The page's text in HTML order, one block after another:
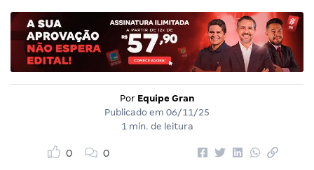
Por Equipe Gran
Publicado em 06/11/25
1 min. de leitura
0 0